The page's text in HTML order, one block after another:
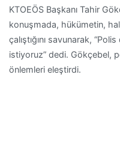
KTOEÖS Başkanı Tahir
konuşmada, hükümetin,
çalıştığını savunarak,
istiyoruz” dedi. Gökçebel,
önlemleri eleştirdi.